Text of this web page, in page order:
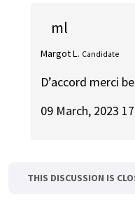
ml
Margot L. Candidate
D’accord merci
09 March, 2023
THIS DISCUSSION IS